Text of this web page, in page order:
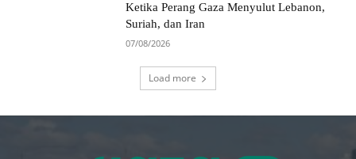
Ketika Perang Gaza Menyulut Lebanon,
Suriah, dan Iran
07/08/2026
Load more